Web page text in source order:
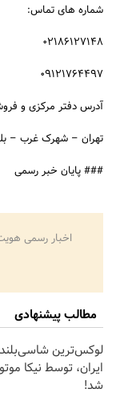
شماره های تماس:
02186127148
09121764497
آدرس دفتر مرکزی و
تهران – شهرک غرب –
### پایان خبر رسمی
اخبار رسمی
مطالب پیشنهادی
ایران، توسط نیکا
شد!